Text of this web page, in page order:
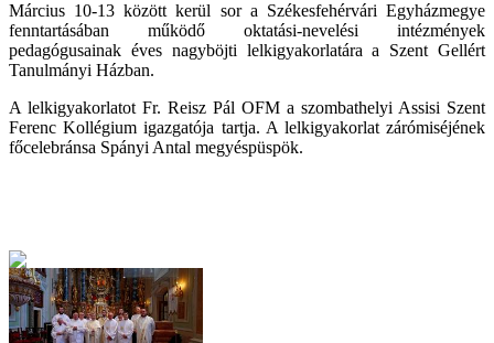
Március 10-13 között kerül sor a Székesfehérvári Egyházmegye
fenntartásában működő oktatási-nevelési intézmények
pedagógusainak éves nagyböjti lelkigyakorlatára a Szent Gellért
Tanulmányi Házban.
A lelkigyakorlatot Fr. Reisz Pál OFM a szombathelyi Assisi Szent
Ferenc Kollégium igazgatója tartja. A lelkigyakorlat zárómiséjének
főcelebránsa Spányi Antal megyéspüspök.